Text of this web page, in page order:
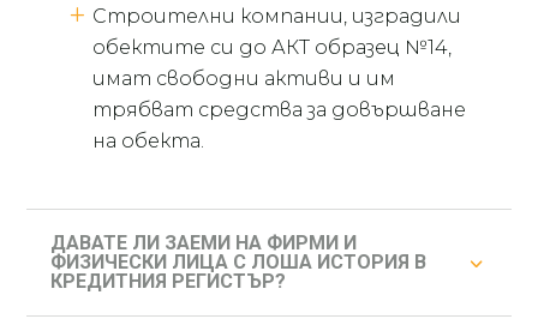
Строителни компании, изградили
обектите си до АКТ образец №14,
имат свободни активи и им
трябват средства за довършване
на обекта.
ДАВАТЕ ЛИ ЗАЕМИ НА ФИРМИ И
ФИЗИЧЕСКИ ЛИЦА С ЛОША ИСТОРИЯ В
КРЕДИТНИЯ РЕГИСТЪР?